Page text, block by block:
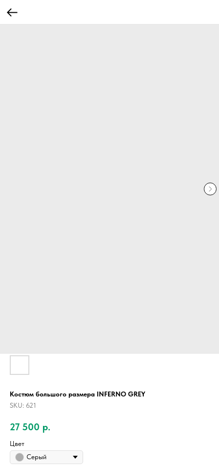
Костюм большого размера INFERNO GREY
SKU: 621
27 500 р.
Цвет
Серый